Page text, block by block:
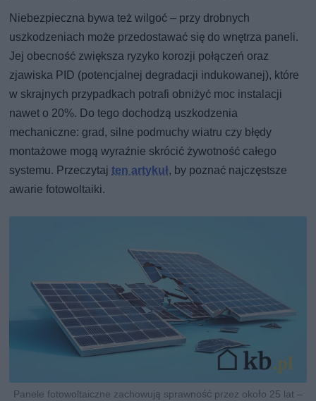
Niebezpieczna bywa też wilgoć – przy drobnych
uszkodzeniach może przedostawać się do wnętrza paneli.
Jej obecność zwiększa ryzyko korozji połączeń oraz
zjawiska PID (potencjalnej degradacji indukowanej), które
w skrajnych przypadkach potrafi obniżyć moc instalacji
nawet o 20%. Do tego dochodzą uszkodzenia
mechaniczne: grad, silne podmuchy wiatru czy błędy
montażowe mogą wyraźnie skrócić żywotność całego
systemu. Przeczytajten artykuł, by poznać najczęstsze
awarie fotowoltaiki.
Panele fotowoltaiczne zachowują sprawność przez około 25 lat –